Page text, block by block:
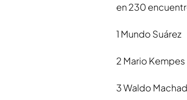
en 230
1 Mundo Suárez
2 Mario Kempes
3 Waldo